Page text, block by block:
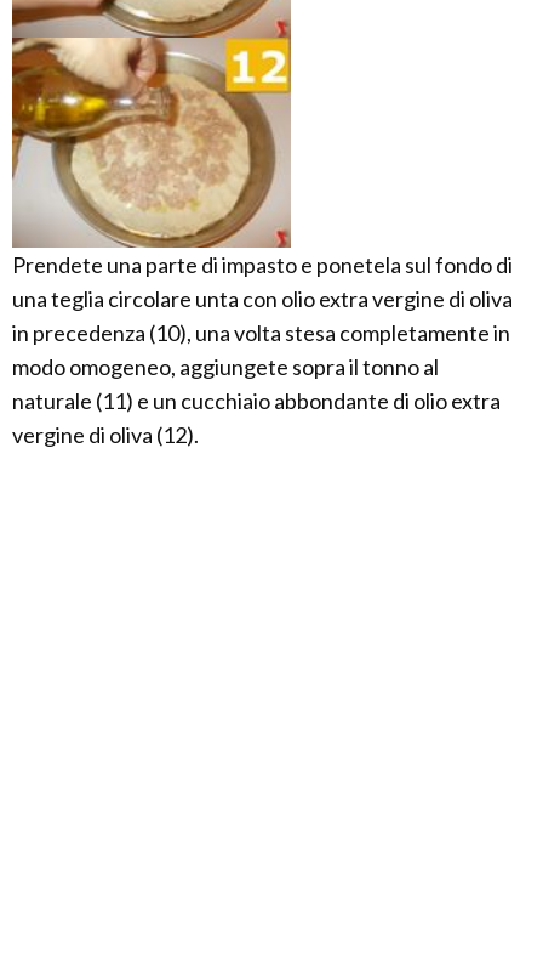
Prendete una parte di impasto e ponetela sul fondo di
una teglia circolare unta con olio extra vergine di oliva
in precedenza (10), una volta stesa completamente in
modo omogeneo, aggiungete sopra il tonno al
naturale (11) e un cucchiaio abbondante di olio extra
vergine di oliva (12).